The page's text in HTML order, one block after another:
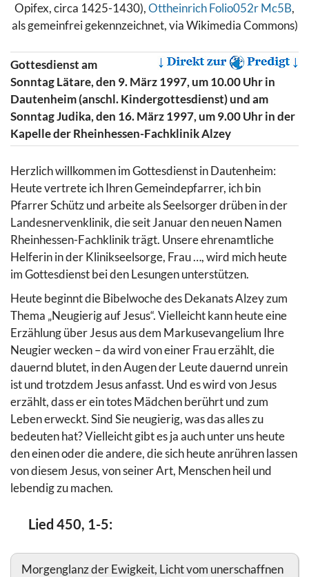
Opifex, circa 1425-1430),Ottheinrich Folio052r Mc5B,
als gemeinfrei gekennzeichnet, via Wikimedia Commons)
Gottesdienst am
Sonntag Lätare, den 9. März 1997, um 10.00 Uhr in
Dautenheim (anschl. Kindergottesdienst) und am
Sonntag Judika, den 16. März 1997, um 9.00 Uhr in der
Kapelle der Rheinhessen-Fachklinik Alzey
Herzlich willkommen im Gottesdienst in Dautenheim:
Heute vertrete ich Ihren Gemeindepfarrer, ich bin
Pfarrer Schütz und arbeite als Seelsorger drüben in der
Landesnervenklinik, die seit Januar den neuen Namen
Rheinhessen-Fachklinik trägt. Unsere ehrenamtliche
Helferin in der Klinikseelsorge, Frau …, wird mich heute
im Gottesdienst bei den Lesungen unterstützen.
Heute beginnt die Bibelwoche des Dekanats Alzey zum
Thema „Neugierig auf Jesus“. Vielleicht kann heute eine
Erzählung über Jesus aus dem Markusevangelium Ihre
Neugier wecken – da wird von einer Frau erzählt, die
dauernd blutet, in den Augen der Leute dauernd unrein
ist und trotzdem Jesus anfasst. Und es wird von Jesus
erzählt, dass er ein totes Mädchen berührt und zum
Leben erweckt. Sind Sie neugierig, was das alles zu
bedeuten hat? Vielleicht gibt es ja auch unter uns heute
den einen oder die andere, die sich heute anrühren lassen
von diesem Jesus, von seiner Art, Menschen heil und
lebendig zu machen.
Lied 450, 1-5:
Morgenglanz der Ewigkeit, Licht vom unerschaffnen